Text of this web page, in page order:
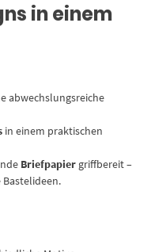
in einem
abwechslungsreiche
in einem praktischen
Briefpapier griffbereit –